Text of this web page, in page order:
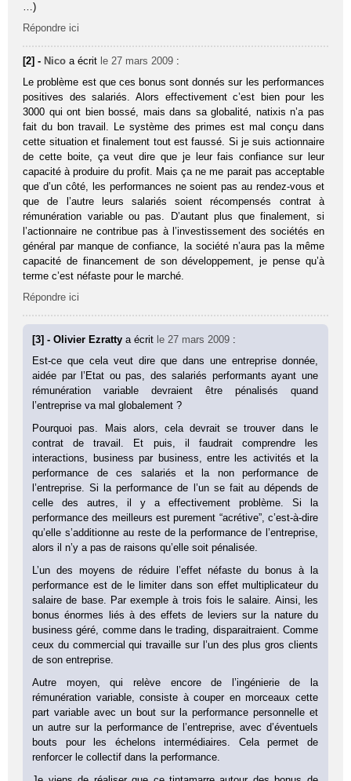
…)
Répondre ici
[2] - Nico a écrit le 27 mars 2009 :
Le problème est que ces bonus sont donnés sur les performances
positives des salariés. Alors effectivement c’est bien pour les
3000 qui ont bien bossé, mais dans sa globalité, natixis n’a pas
fait du bon travail. Le système des primes est mal conçu dans
cette situation et finalement tout est faussé. Si je suis actionnaire
de cette boite, ça veut dire que je leur fais confiance sur leur
capacité à produire du profit. Mais ça ne me parait pas acceptable
que d’un côté, les performances ne soient pas au rendez-vous et
que de l’autre leurs salariés soient récompensés contrat à
rémunération variable ou pas. D’autant plus que finalement, si
l’actionnaire ne contribue pas à l’investissement des sociétés en
général par manque de confiance, la société n’aura pas la même
capacité de financement de son développement, je pense qu’à
terme c’est néfaste pour le marché.
Répondre ici
[3] - Olivier Ezrattya écrit le 27 mars 2009 :
Est-ce que cela veut dire que dans une entreprise donnée,
aidée par l’Etat ou pas, des salariés performants ayant une
rémunération variable devraient être pénalisés quand
l’entreprise va mal globalement ?
Pourquoi pas. Mais alors, cela devrait se trouver dans le
contrat de travail. Et puis, il faudrait comprendre les
interactions, business par business, entre les activités et la
performance de ces salariés et la non performance de
l’entreprise. Si la performance de l’un se fait au dépends de
celle des autres, il y a effectivement problème. Si la
performance des meilleurs est purement “acrétive”, c’est-à-dire
qu’elle s’additionne au reste de la performance de l’entreprise,
alors il n’y a pas de raisons qu’elle soit pénalisée.
L’un des moyens de réduire l’effet néfaste du bonus à la
performance est de le limiter dans son effet multiplicateur du
salaire de base. Par exemple à trois fois le salaire. Ainsi, les
bonus énormes liés à des effets de leviers sur la nature du
business géré, comme dans le trading, disparaitraient. Comme
ceux du commercial qui travaille sur l’un des plus gros clients
de son entreprise.
Autre moyen, qui relève encore de l’ingénierie de la
rémunération variable, consiste à couper en morceaux cette
part variable avec un bout sur la performance personnelle et
un autre sur la performance de l’entreprise, avec d’éventuels
bouts pour les échelons intermédiaires. Cela permet de
renforcer le collectif dans la performance.